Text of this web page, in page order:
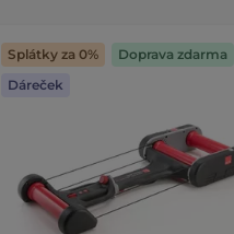
Splátky za 0%
Doprava zdarma
Dáreček